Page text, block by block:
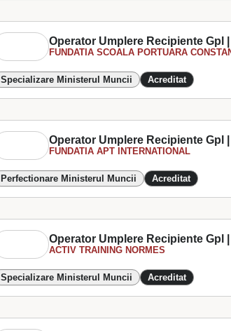
Operator Umplere Recipiente Gpl
FUNDATIA SCOALA PORTUARA
Specializare Ministerul Muncii Acreditat
Operator Umplere Recipiente Gpl
FUNDATIA APT INTERNATIONAL
Perfectionare Ministerul Muncii Acreditat
Operator Umplere Recipiente Gpl
ACTIV TRAINING NORMES
Specializare Ministerul Muncii Acreditat